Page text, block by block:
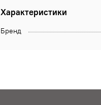
Характеристики
Бренд